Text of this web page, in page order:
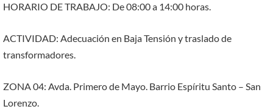
HORARIO DE TRABAJO: De 08:00 a 14:00 horas.
ACTIVIDAD: Adecuación en Baja Tensión y traslado de
transformadores.
ZONA 04: Avda. Primero de Mayo. Barrio Espíritu Santo – San
Lorenzo.